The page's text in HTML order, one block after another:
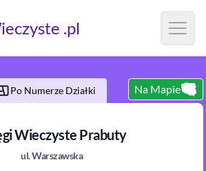
.pl Open
Po Numerze Działki Na Mapie
Wieczyste Prabuty
ul.Warszawska